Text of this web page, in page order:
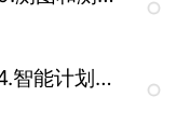
4.淘系推广标准化详解.4.智能计划的推广技巧 .mp4